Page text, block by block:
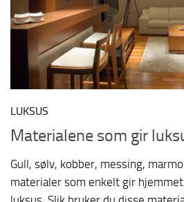
LUKSUS
Materialene som gir
Gull, sølv, kobber, messing,
materialer som enkelt gir